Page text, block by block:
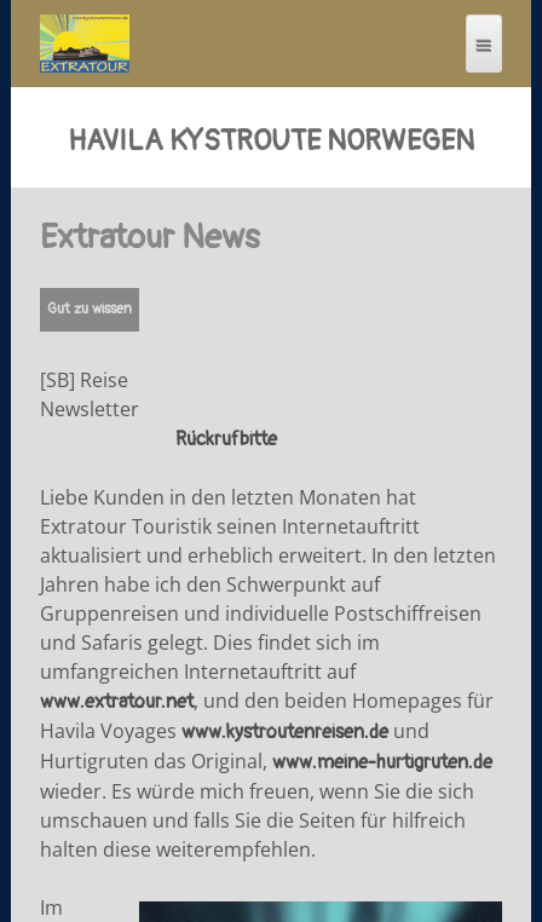
HAVILA KYSTROUTE NORWEGEN
Extratour News
Gut zu wissen
[SB] Reise
Newsletter
Rückrufbitte
Liebe Kunden in den letzten Monaten hat
Extratour Touristik seinen Internetauftritt
aktualisiert und erheblich erweitert. In den letzten
Jahren habe ich den Schwerpunkt auf
Gruppenreisen und individuelle Postschiffreisen
und Safaris gelegt. Dies findet sich im
umfangreichen Internetauftritt auf
www.extratour.net, und den beiden Homepages für
Havila Voyages www.kystroutenreisen.deund
Hurtigruten das Original, www.meine-hurtigruten.de
wieder. Es würde mich freuen, wenn Sie die sich
umschauen und falls Sie die Seiten für hilfreich
halten diese weiterempfehlen.
Im